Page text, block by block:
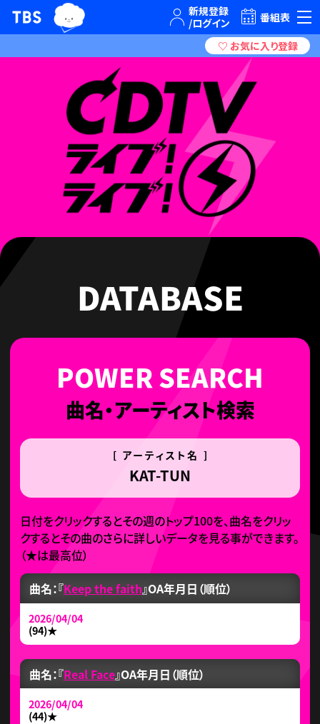
TBSテレビ｜ときめくときを。
TBSグループキャラクター『ワクティ』
番組表
DATABASE
曲名・アーティスト検索
[ アーティスト名 ]
KAT-TUN
日付をクリックするとその週のトップ100を、曲名をクリッ
クするとその曲のさらに詳しいデータを見る事ができます。
（★は最高位）
曲名：『Keep the faith』OA年月日（順位）
2026/04/04
(94)★
曲名：『Real Face』OA年月日（順位）
2026/04/04
(44)★